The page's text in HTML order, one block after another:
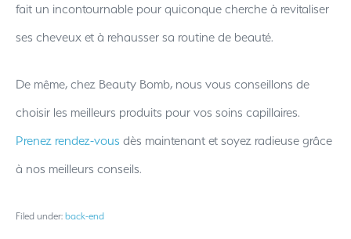
fait un incontournable pour quiconque cherche à revitaliser
ses cheveux et à rehausser sa routine de beauté.
De même, chez Beauty Bomb, nous vous conseillons de
choisir les meilleurs produits pour vos soins capillaires.
Prenez rendez-vous dès maintenant et soyez radieuse grâce
à nos meilleurs conseils.
Filed under: back-end